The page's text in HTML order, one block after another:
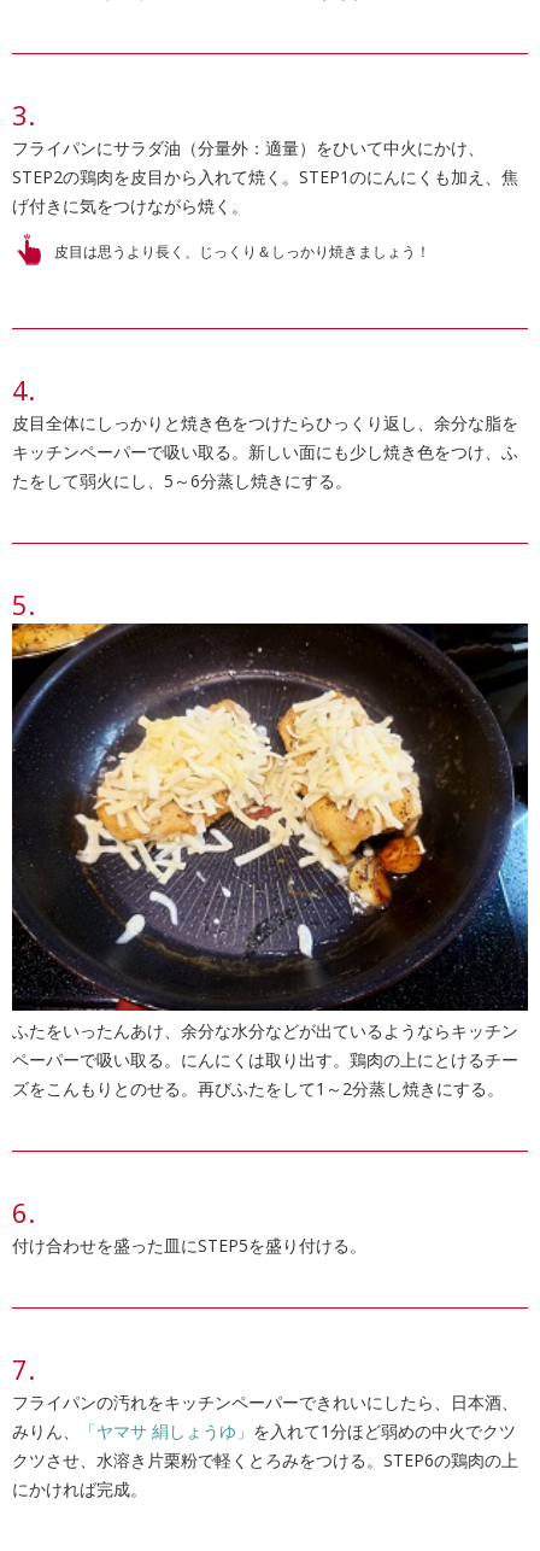
フライパンにサラダ油（分量外：適量）をひいて中火にかけ、
STEP2の鶏肉を皮目から入れて焼く。STEP1のにんにくも加え、焦
げ付きに気をつけながら焼く。
皮目は思うより長く、じっくり＆しっかり焼きましょう！
皮目全体にしっかりと焼き色をつけたらひっくり返し、余分な脂を
キッチンペーパーで吸い取る。新しい面にも少し焼き色をつけ、ふ
たをして弱火にし、5～6分蒸し焼きにする。
ふたをいったんあけ、余分な水分などが出ているようならキッチン
ペーパーで吸い取る。にんにくは取り出す。鶏肉の上にとけるチー
ズをこんもりとのせる。再びふたをして1～2分蒸し焼きにする。
付け合わせを盛った皿にSTEP5を盛り付ける。
フライパンの汚れをキッチンペーパーできれいにしたら、日本酒、
みりん、
「ヤマサ 絹しょうゆ」 を入れて1分ほど弱めの中火でクツ
クツさせ、水溶き片栗粉で軽くとろみをつける。STEP6の鶏肉の上
にかければ完成。